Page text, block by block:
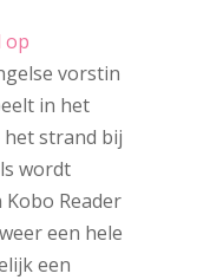
op
vorstin
in het
strand bij
wordt
Reader
een hele
een